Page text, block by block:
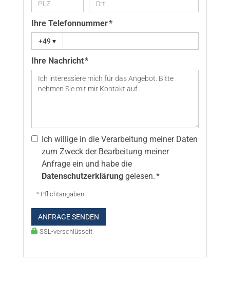
Ihre Telefonnummer *
+49 ▾
Ihre Nachricht *
Ich willige in die Verarbeitung meiner Daten
zum Zweck der Bearbeitung meiner
Anfrage ein und habe die
Datenschutzerklärunggelesen. *
* Pflichtangaben
ANFRAGE SENDEN
SSL-verschlüsselt